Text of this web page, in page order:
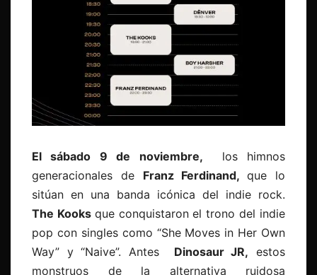
El sábado 9 de noviembre, los himnos
generacionales de Franz Ferdinand,que lo
sitúan en una banda icónica del indie rock.
The Kooks que conquistaron el trono del indie
pop con singles como “She Moves in Her Own
Way” y “Naive”. Antes Dinosaur JR,
estos
monstruos de la alternativa ruidosa